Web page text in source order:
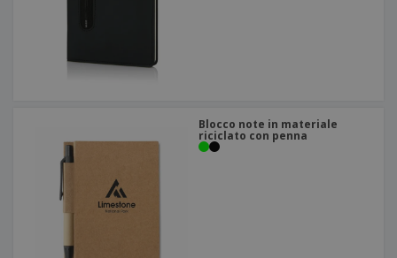
Blocco note in materiale
riciclato con penna